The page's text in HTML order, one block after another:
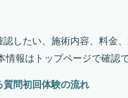
したい、施術内容、料金
報はトップページで確認で
質問初回体験の流れ